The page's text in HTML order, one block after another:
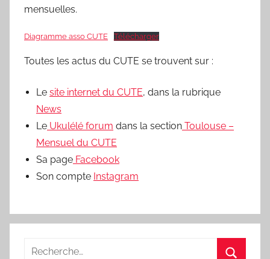
mensuelles.
Diagramme asso CUTE Télécharger
Toutes les actus du CUTE se trouvent sur :
Le site internet du CUTE, dans la rubrique
News
Le Ukulélé forum dans la section Toulouse –
Mensuel du CUTE
Sa page Facebook
Son compte Instagram
Recherche